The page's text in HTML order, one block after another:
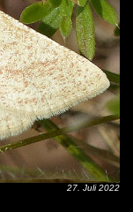
27. Juli 2022